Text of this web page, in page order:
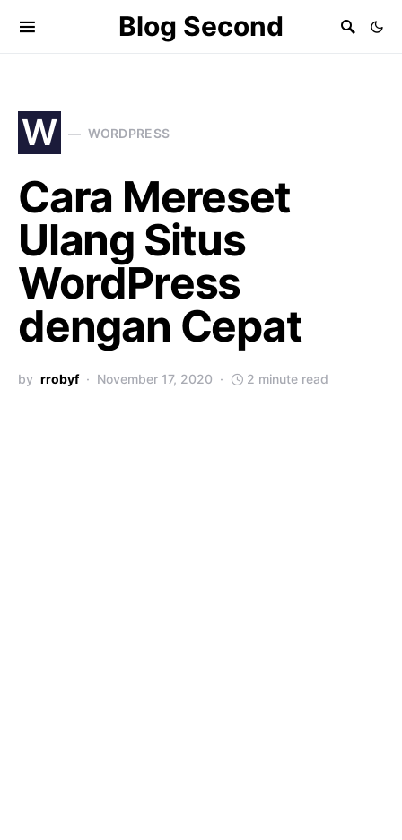
Blog Second
W WORDPRESS
Cara Mereset
Ulang Situs
WordPress
dengan Cepat
by rrobyf November 17, 2020 2 minute read